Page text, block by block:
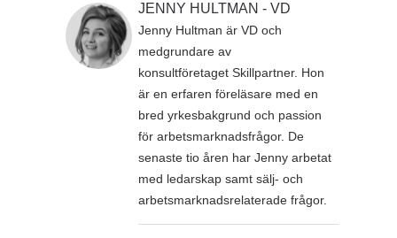
JENNY HULTMAN - VD
Jenny Hultman är VD och
medgrundare av
konsultföretaget Skillpartner. Hon
är en erfaren föreläsare med en
bred yrkesbakgrund och passion
för arbetsmarknadsfrågor. De
senaste tio åren har Jenny arbetat
med ledarskap samt sälj- och
arbetsmarknadsrelaterade frågor.